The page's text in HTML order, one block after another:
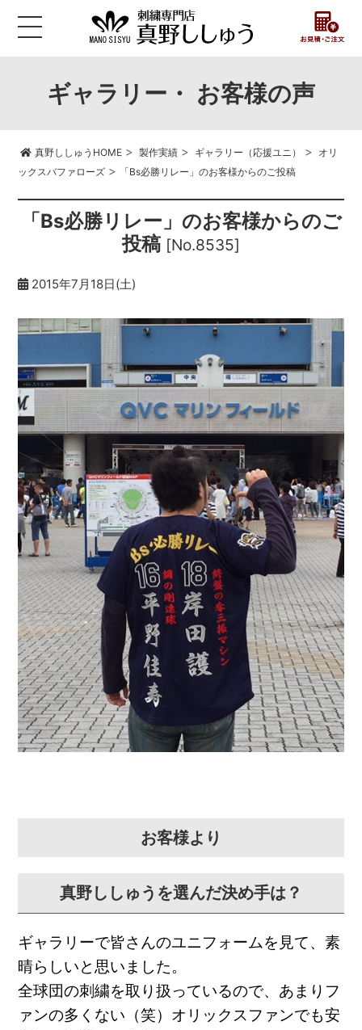
ギャラリー・ お客様の声
真野ししゅうHOME> 製作実績> ギャラリー（応援ユニ） > オリ
ックスバファローズ > 「Bs必勝リレー」のお客様からのご投稿
「Bs必勝リレー」のお客様からのご
投稿 [No.8535]
2015年7月18日(土)
お客様より
真野ししゅうを選んだ決め手は？
ギャラリーで皆さんのユニフォームを見て、素
晴らしいと思いました。
全球団の刺繍を取り扱っているので、あまりフ
ァンの多くない（笑）オリックスファンでも安